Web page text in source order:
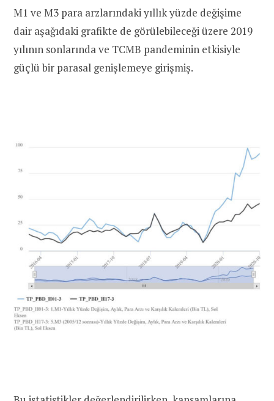
M1 ve M3 para arzlarındaki yıllık yüzde değişime
dair aşağıdaki grafikte de görülebileceği üzere 2019
yılının sonlarında ve TCMB pandeminin etkisiyle
güçlü bir parasal genişlemeye girişmiş.